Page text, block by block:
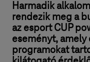
Harmadik
rendezik meg a
az esport CUP
eseményt, amely
programokat